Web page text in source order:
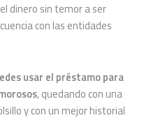
dinero sin temor a ser
con las entidades
usar el préstamo para
, quedando con una
y con un mejor historial